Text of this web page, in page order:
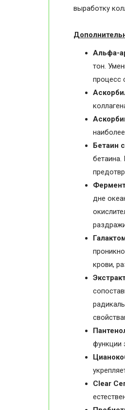
выработку
Альфа-
тон.
процесс
Бетаин
бетаина.
дне
крови,
функции
Clear